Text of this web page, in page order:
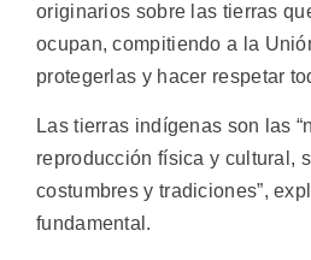
originarios sobre las tierras
ocupan, compitiendo a la
protegerlas y hacer respetar
Las tierras indígenas son las
reproducción física y cultural,
costumbres y tradiciones”,
fundamental.